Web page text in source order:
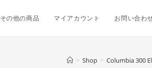
その他の商品 マイアカウント お問い合わ
> Shop > Columbia 300